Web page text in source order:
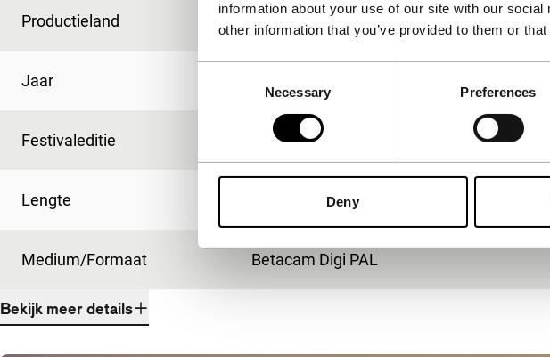
information about your use of our site with our
other information that you’ve provided to them or
Necessary Preferences
Deny
Productieland China
Jaar
Festivaleditie IFFR 2009
Lengte
Medium/Formaat Betacam Digi PAL
Bekijk meer details